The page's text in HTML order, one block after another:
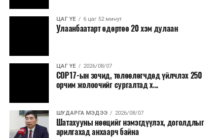
ЦАГ ҮЕ 6 цаг 52 минут
Улаанбаатарт өдөртөө 20 хэм дулаан
ЦАГ ҮЕ 2026/08/07
COP17-ын зочид, төлөөлөгчдөд үйлчлэх 250
орчим жолоочийг сургалтад х...
ШУДАРГА МЭДЭЭ 2026/08/07
Шатахууны нөөцийг нэмэгдүүлэх, доголдлыг
арилгахад анхаарч байна